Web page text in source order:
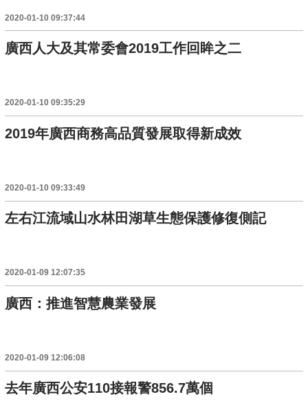
2020-01-10 09:37:44
廣西人大及其常委會2019工作回眸之二
2020-01-10 09:35:29
2019年廣西商務高品質發展取得新成效
2020-01-10 09:33:49
左右江流域山水林田湖草生態保護修復側記
2020-01-09 12:07:35
廣西：推進智慧農業發展
2020-01-09 12:06:08
去年廣西公安110接報警856.7萬個